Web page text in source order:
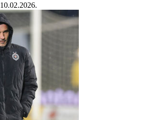
10.02.2026.